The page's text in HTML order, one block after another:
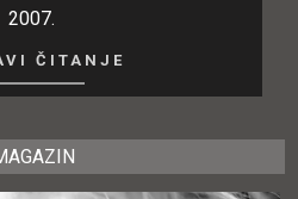
2007.
ČITANJE